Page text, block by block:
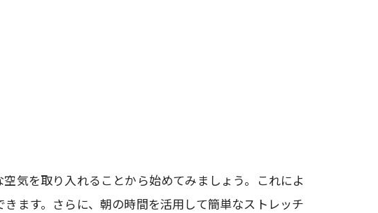
気を取り入れることから始めてみましょう。これによ
ます。さらに、朝の時間を活用して簡単なストレッチ